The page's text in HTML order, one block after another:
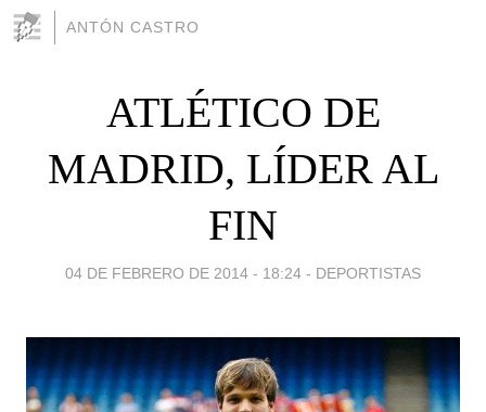
ANTÓN CASTRO
ATLÉTICO DE
MADRID, LÍDER AL
FIN
04 DE FEBRERO DE 2014 - 18:24 - DEPORTISTAS